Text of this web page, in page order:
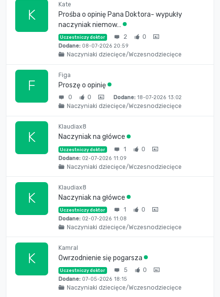
K
Kate
Prośba o opinię Pana Doktora- wypukły
naczyniak niemow…
Uczestniczy doktor 2 0
Dodane:08-07-2026 20:59
Naczyniaki dziecięce/Wczesnodziecięce
F
Figa
Proszę o opinię
0 0 Dodane:18-07-2026 13:02
Naczyniaki dziecięce/Wczesnodziecięce
K
Klaudiax8
Naczyniak na główce
Uczestniczy doktor 1 0
Dodane:02-07-2026 11:09
Naczyniaki dziecięce/Wczesnodziecięce
K
Klaudiax8
Naczyniak na główce
Uczestniczy doktor 1 0
Dodane:02-07-2026 11:08
Naczyniaki dziecięce/Wczesnodziecięce
K
Kamral
Owrzodnienie się pogarsza
Uczestniczy doktor 5 0
Dodane:07-05-2026 18:15
Naczyniaki dziecięce/Wczesnodziecięce